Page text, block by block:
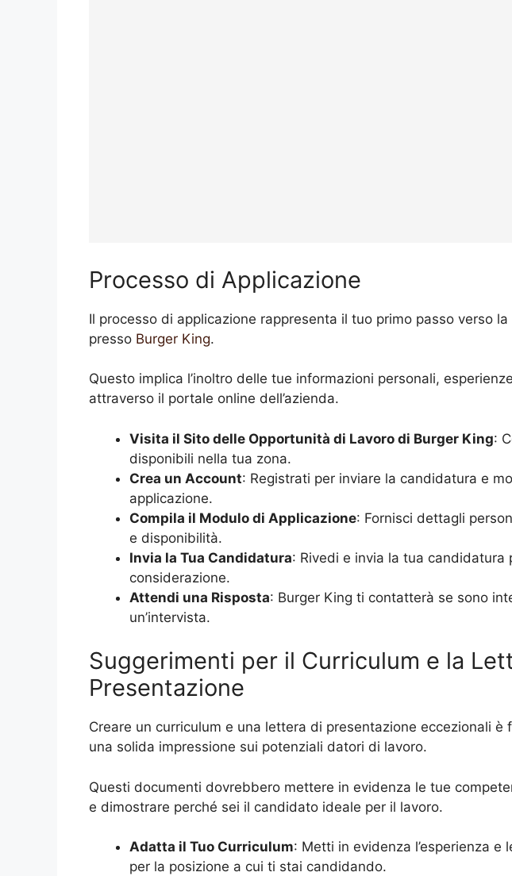
Processo di Applicazione
Il processo di applicazione rappresenta il tuo primo passo verso
presso Burger King.
Questo implica l’inoltro delle tue informazioni personali,
attraverso il portale online dell’azienda.
Visita il Sito delle Opportunità di Lavoro di Burger King:
disponibili nella tua zona.
Crea un Account: Registrati per inviare la candidatura e
applicazione.
Compila il Modulo di Applicazione: Fornisci dettagli
e disponibilità.
Invia la Tua Candidatura: Rivedi e invia la tua candidatura
considerazione.
Attendi una Risposta: Burger King ti contatterà se sono
un’intervista.
Suggerimenti per il Curriculum e la
Presentazione
Creare un curriculum e una lettera di presentazione eccezionali è
una solida impressione sui potenziali datori di lavoro.
Questi documenti dovrebbero mettere in evidenza le tue
e dimostrare perché sei il candidato ideale per il lavoro.
Adatta il Tuo Curriculum: Metti in evidenza l’esperienza e
per la posizione a cui ti stai candidando.